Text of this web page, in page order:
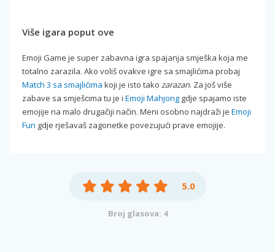
Više igara poput ove
Emoji Game je super zabavna igra spajanja smješka koja me
totalno zarazila. Ako voliš ovakve igre sa smajlićima probaj
Match 3 sa smajlićima koji je isto tako zarazan. Za još više
zabave sa smješcima tu je i Emoji Mahjong gdje spajamo iste
emojije na malo drugačiji način. Meni osobno najdraži je Emoji
Fun gdje rješavaš zagonetke povezujući prave emojije.
5.0
Broj glasova: 4